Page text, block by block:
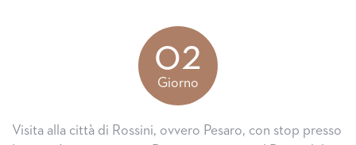
02
Giorno
Visita alla città di Rossini, ovvero Pesaro, con stop presso